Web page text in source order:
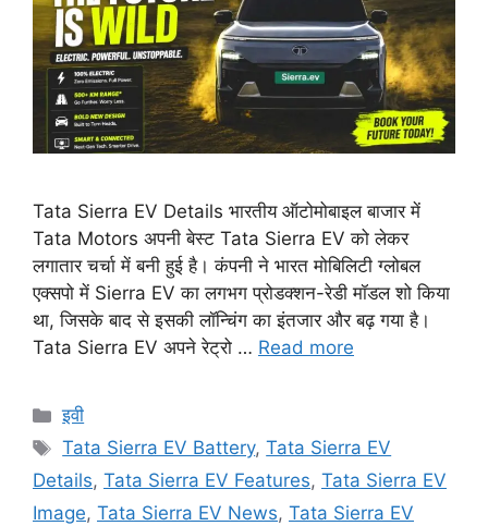
Tata Sierra EV Details भारतीय ऑटोमोबाइल बाजार में
Tata Motors अपनी बेस्ट Tata Sierra EV को लेकर
लगातार चर्चा में बनी हुई है। कंपनी ने भारत मोबिलिटी ग्लोबल
एक्सपो में Sierra EV का लगभग प्रोडक्शन-रेडी मॉडल शो किया
था, जिसके बाद से इसकी लॉन्चिंग का इंतजार और बढ़ गया है।
Tata Sierra EV अपने रेट्रो … Read more
Categories
इवी
Tags
Tata Sierra EV Battery,Tata Sierra EV
Details, Tata Sierra EV Features, Tata Sierra EV
Image, Tata Sierra EV News, Tata Sierra EV